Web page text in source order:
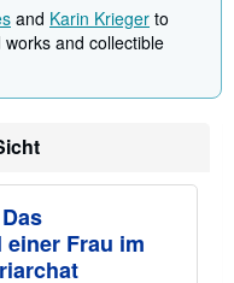
and Karin Krieger to
and collectible
Frau im